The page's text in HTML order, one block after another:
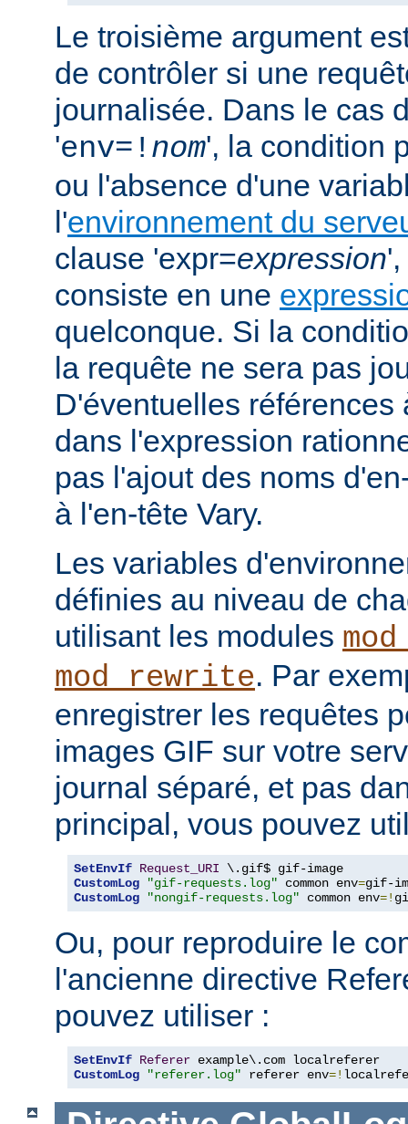
Le troisième argument
de contrôler si une
journalisée. Dans le cas
'env=! nom', la condition
ou l'absence d'une
l'environnement du
clause 'expr=expression
consiste en une
quelconque. Si la
la requête ne sera pas
D'éventuelles références
dans l'expression
pas l'ajout des noms
à l'en-tête Vary.
Les variables
définies au niveau de
utilisant les modules
mod_rewrite. Par
enregistrer les requêtes
images GIF sur votre
journal séparé, et pas
principal, vous pouvez
SetEnvIf Request_URI
CustomLog
"gif-requests.log" common env=
CustomLog
"nongif-requests.log" common env=!
Ou, pour reproduire le
l'ancienne directive
pouvez utiliser :
SetEnvIf Referer
CustomLog
"referer.log" referer env=!